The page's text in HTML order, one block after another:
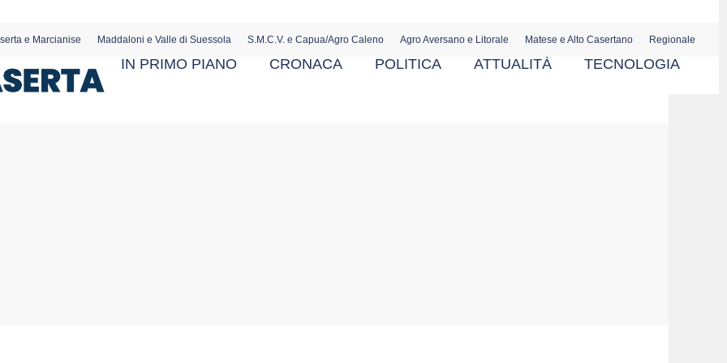
e Marcianise Maddaloni e Valle di Suessola S.M.C.V. e Capua/Agro Caleno Agro Aversano e Litorale Matese e Alto Casertano Regionale
IN PRIMO PIANO CRONACA POLITICA ATTUALITÀ TECNOLOGIA